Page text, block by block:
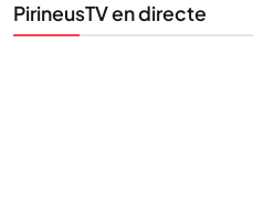
PirineusTV en directe